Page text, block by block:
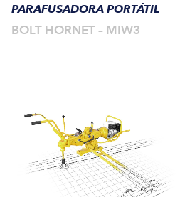
PARAFUSADORA PORTÁTIL
BOLT HORNET – MIW3